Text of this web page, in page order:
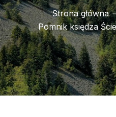
Strona główna
Pomnik księdza